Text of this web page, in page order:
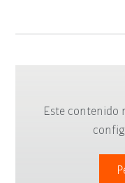
Este contenido